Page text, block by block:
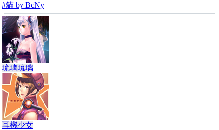
#貓 by BcNy
琉璃琉璃
耳機少女